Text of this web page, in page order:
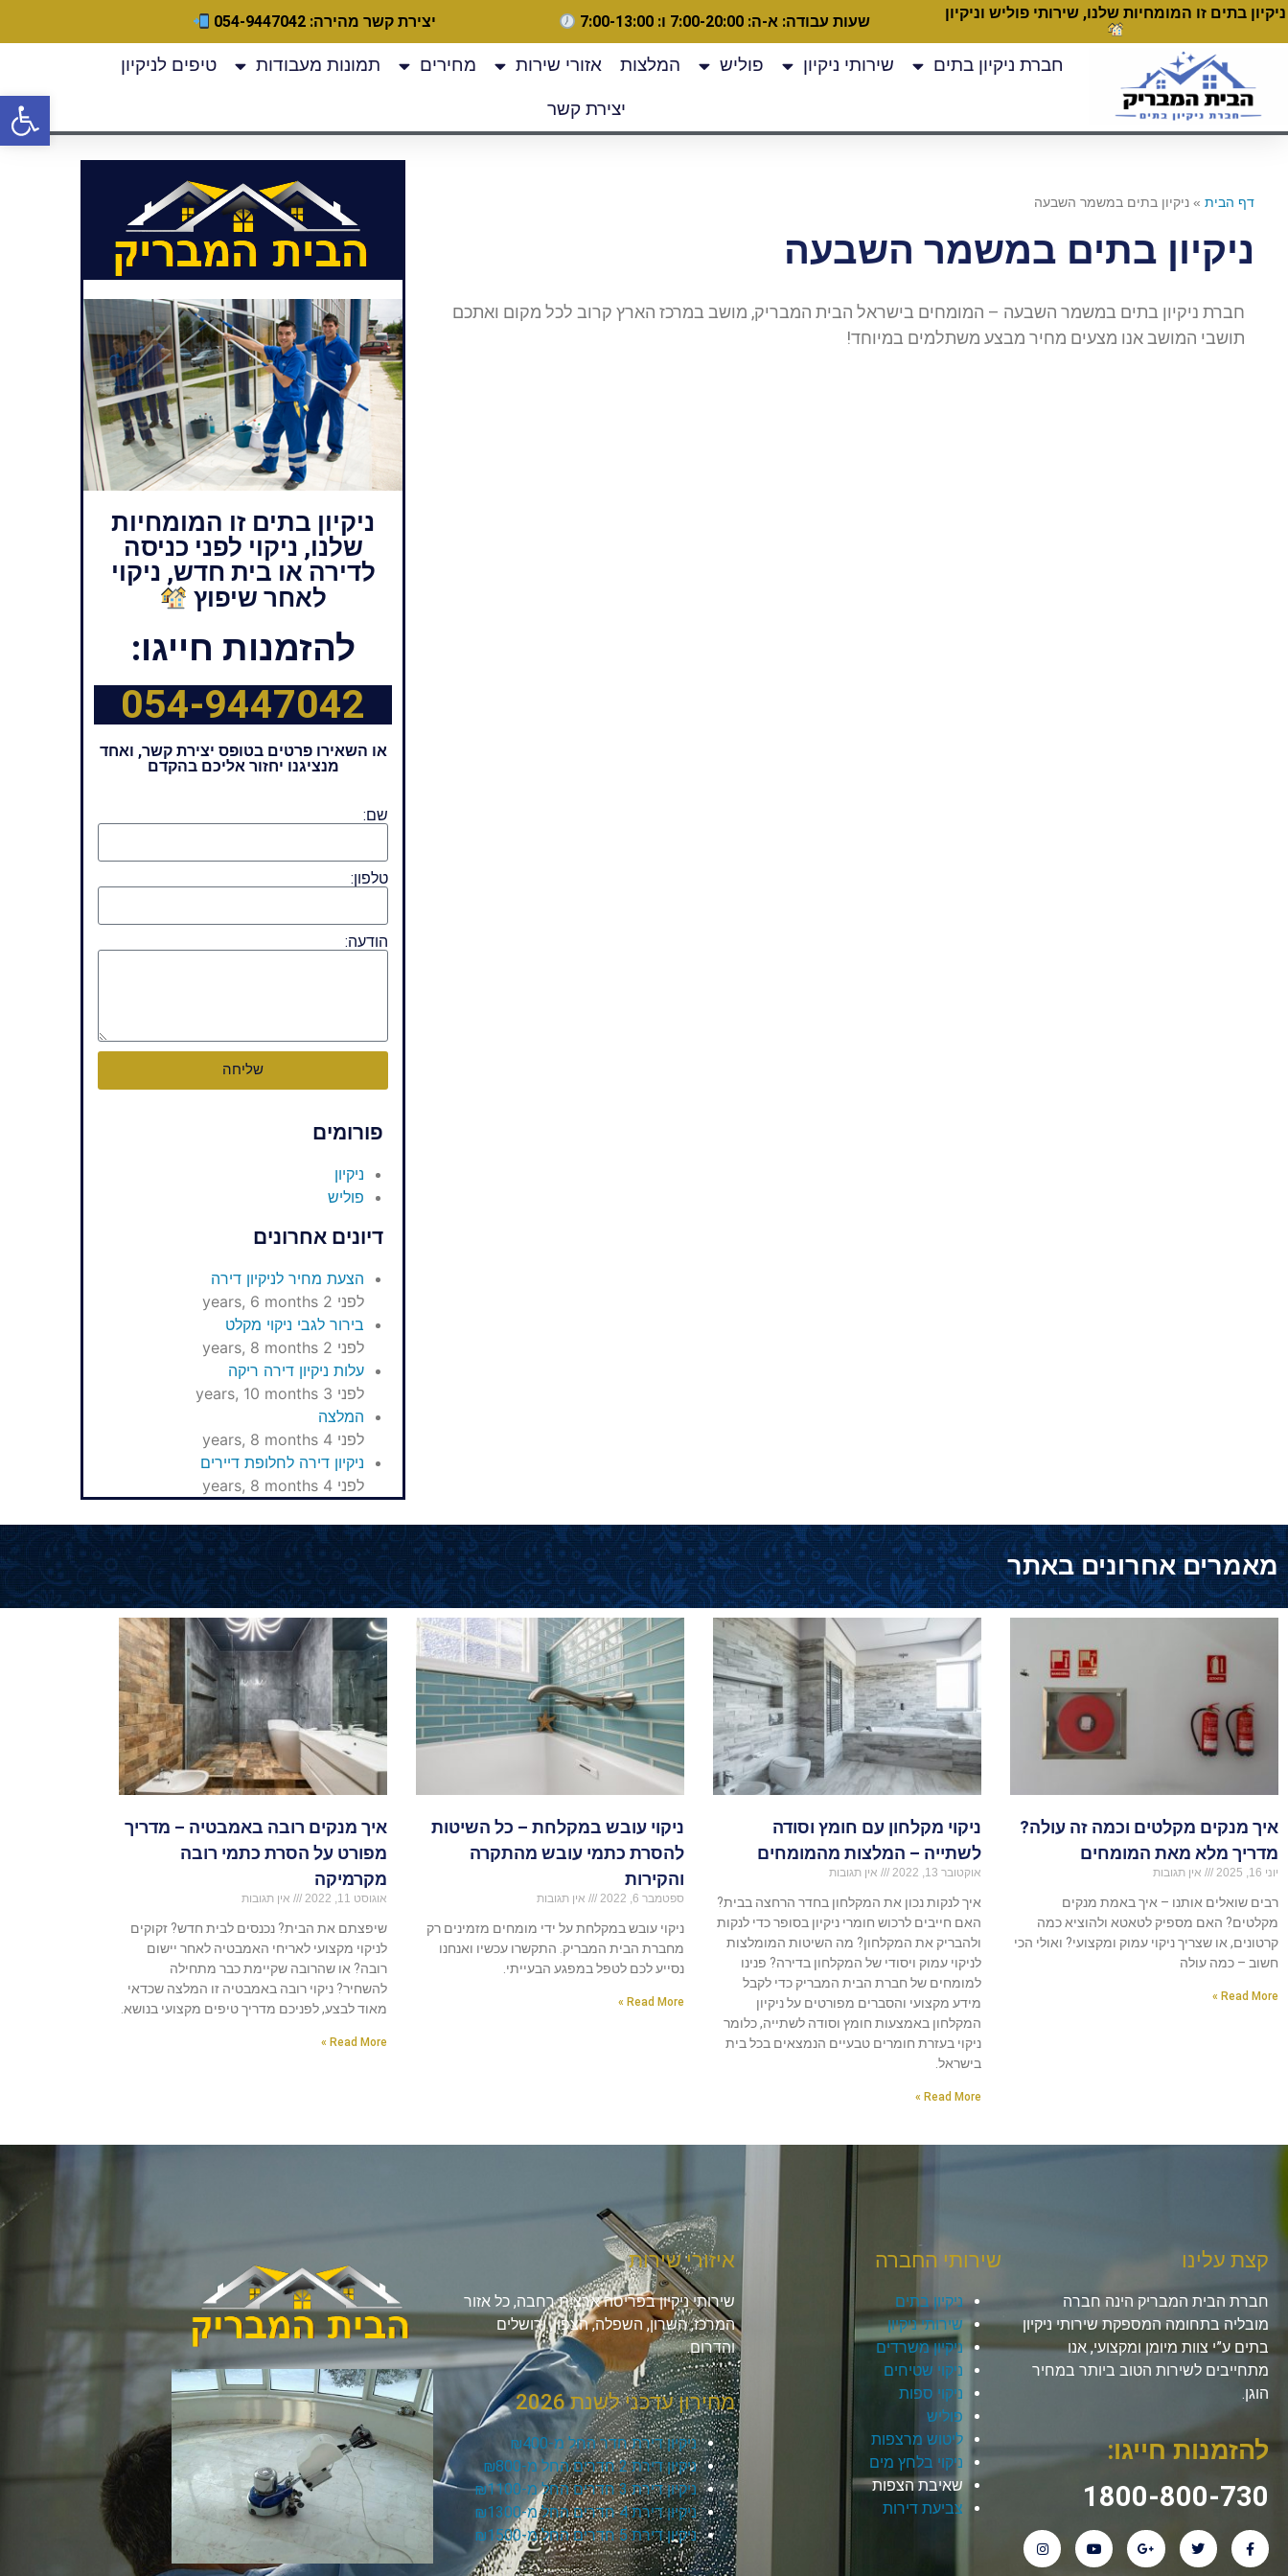
ניקיון בתים זו המומחיות שלנו, שירותי פוליש וניקיון שעות עבודה: א-ה: 7:00-20:00 ו: 7:00-13:00 יצירת קשר מהירה: 054-9447042
חברת ניקיון בתים שירותי ניקיון פוליש המלצות אזורי שירות מחירים תמונות מעבודות טיפים לניקיון
יצירת קשר
דף הבית » ניקיון בתים במשמר השבעה
ניקיון בתים במשמר השבעה
חברת ניקיון בתים במשמר השבעה – המומחים בישראל הבית המבריק, מושב במרכז הארץ קרוב לכל מקום ואתכם
תושבי המושב אנו מצעים מחיר מבצע משתלמים במיוחד!
ניקיון בתים זו המומחיות
שלנו, ניקוי לפני כניסה
לדירה או בית חדש, ניקוי
לאחר שיפוץ
להזמנות חייגו:
054-9447042
או השאירו פרטים בטופס יצירת קשר, ואחד
מנציגנו יחזור אליכם בהקדם
שם:
טלפון:
הודעה:
שליחה
פורומים
ניקיון
פוליש
דיונים אחרונים
הצעת מחיר לניקיון דירה
לפני 2 years, 6 months
בירור לגבי ניקוי מקלט
לפני 2 years, 8 months
עלות ניקיון דירה ריקה
לפני 3 years, 10 months
המלצה
לפני 4 years, 8 months
ניקיון דירה לחלופת דיירים
לפני 4 years, 8 months
מאמרים אחרונים באתר
איך מנקים מקלטים וכמה זה עולה?
מדריך מלא מאת המומחים
יוני 16, 2025 אין תגובות
רבים שואלים אותנו – איך באמת מנקים
מקלטים? האם מספיק לטאטא ולהוציא כמה
קרטונים, או שצריך ניקוי עמוק ומקצועי? ואולי הכי
חשוב – כמה עולה
Read More »
ניקוי מקלחון עם חומץ וסודה
לשתייה – המלצות מהמומחים
אוקטובר 13, 2022 אין תגובות
איך לנקות נכון את המקלחון בחדר הרחצה בבית?
האם חייבים לרכוש חומרי ניקיון בסופר כדי לנקות
ולהבריק את המקלחון? מה השיטות המומלצות
לניקוי עמוק ויסודי של המקלחון בדירה? פנינו
למומחים של חברת הבית המבריק כדי לקבל
מידע מקצועי והסברים מפורטים על ניקיון
המקלחון באמצעות חומץ וסודה לשתייה, כלומר
ניקוי בעזרת חומרים טבעיים הנמצאים בכל בית
בישראל.
Read More »
ניקוי עובש במקלחת – כל השיטות
להסרת כתמי עובש מהתקרה
והקירות
ספטמבר 6, 2022 אין תגובות
ניקוי עובש במקלחת על ידי מומחים מזמינים רק
מחברת הבית המבריק. התקשרו עכשיו ואנחנו
נסייע לכם לטפל במפגע הבעייתי.
Read More »
איך מנקים רובה באמבטיה – מדריך
מפורט על הסרת כתמי רובה
מקרמיקה
אוגוסט 11, 2022 אין תגובות
שיפצתם את הבית? נכנסים לבית חדש? זקוקים
לניקוי מקצועי לאריחי האמבטיה לאחר יישום
רובה? או שהרובה שקיימת כבר מתחילה
להשחיר? ניקוי רובה באמבטיה זו המלצה שכדאי
מאוד לבצע, לפניכם מדריך טיפים מקצועי בנושא.
Read More »
קצת עלינו
חברת הבית המבריק הינה חברה
מובליה בתחומה המספקת שירותי ניקיון
בתים ע”י צוות מיומן ומקצועי, אנו
מתחייבים לשירות הטוב ביותר במחיר
הוגן.
להזמנות חייגו:
1800-800-730
שירותי החברה
ניקיון בתים
שירותי ניקיון
ניקיון משרדים
ניקוי שטיחים
ניקוי ספות
פוליש
ליטוש מרצפות
ניקוי בלחץ מים
שאיבת הצפות
צביעת דירות
איזורי שירות
שירותי ניקיון בפריסה ארצית רחבה, כל אזור
המרכז, השרון, השפלה, הצפון, ירושלים
והדרום.
מחירון עדכני לשנת 2026
ניקיון דירת חדר החל מ-₪400
ניקיון דירת 2 חדרים החל מ-₪800
ניקיון דירת 3 חדרים החל מ-₪1100
ניקיון דירת 4 חדרים החל מ-₪1300
ניקיון דירת 5 חדרים החל מ-₪1500